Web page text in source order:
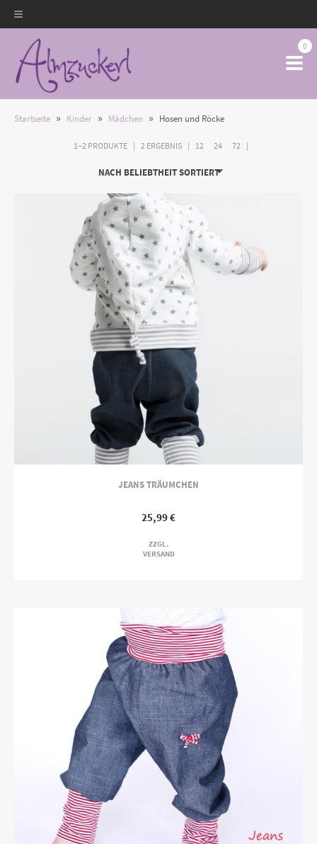
0
Startseite » Kinder » Mädchen » Hosen und Röcke
1–2 PRODUKTE 2 ERGEBNIS 12 24 72
NACH BELIEBTHEIT SORTIERT
JEANS TRÄUMCHEN
25,99€
ZZGL.
VERSAND